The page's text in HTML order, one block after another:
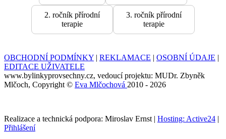
2. ročník přírodní
terapie
3. ročník přírodní
terapie
OBCHODNÍ PODMÍNKY | REKLAMACE | OSOBNÍ ÚDAJE |
EDITACE UŽIVATELE
www.bylinkyprovsechny.cz, vedoucí projektu: MUDr. Zbyněk
Mlčoch, Copyright © Eva Mlčochová 2010 - 2026
Realizace a technická podpora: Miroslav Ernst | Hosting: Active24 |
Přihlášení